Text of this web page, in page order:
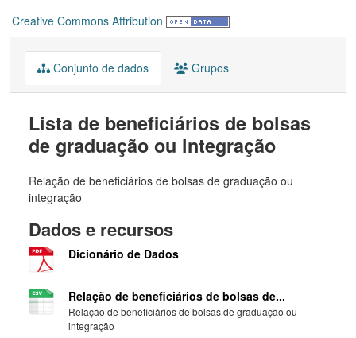
Creative Commons Attribution
Conjunto de dados Grupos
Lista de beneficiários de bolsas
de graduação ou integração
Relação de beneficiários de bolsas de graduação ou
integração
Dados e recursos
Dicionário de Dados
Relação de beneficiários de bolsas de...
Relação de beneficiários de bolsas de graduação ou
integração